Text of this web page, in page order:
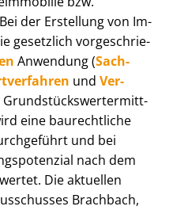
der Erstellung von Im­
gesetzlich vor­ge­schrie­
Anwendung (Sach­
und Ver­
Grund­stücks­wert­ermitt­
eine baurechtliche
und bei
nach dem
Die aktuellen
Brachbach,